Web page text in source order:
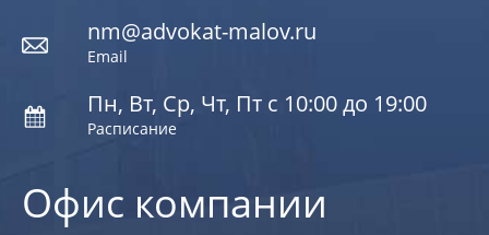
Офис компании
nm@advokat-malov.ru
Email
Пн, Вт, Ср, Чт, Пт с 10:00 до 19:00
Расписание